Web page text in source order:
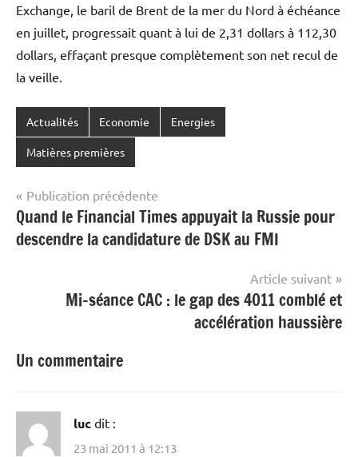
Exchange, le baril de Brent de la mer du Nord à échéance
en juillet, progressait quant à lui de 2,31 dollars à 112,30
dollars, effaçant presque complètement son net recul de
la veille.
Actualités Economie Energies
Matières premières
Navigation
de
l’article
Publication précédente
Quand le Financial Times appuyait la Russie pour
descendre la candidature de DSK au FMI
Article suivant
Mi-séance CAC : le gap des 4011 comblé et
accélération haussière
Un commentaire
luc dit :
23 mai 2011 à 12:13